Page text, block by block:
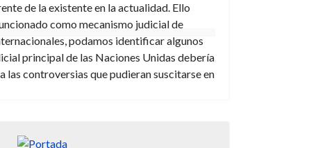
de la existente en la actualidad. Ello
como mecanismo judicial de
podamos identificar algunos
principal de las Naciones Unidas debería
las controversias que pudieran suscitarse en